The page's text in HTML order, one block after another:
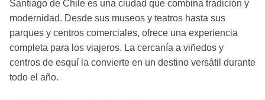
Santiago de Chile es una ciudad que combina tradición y
modernidad. Desde sus museos y teatros hasta sus
parques y centros comerciales, ofrece una experiencia
completa para los viajeros. La cercanía a viñedos y
centros de esquí la convierte en un destino versátil durante
todo el año.